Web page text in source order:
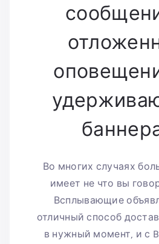
Во многих случаях
имеет не что вы
Всплывающие
отличный способ
в нужный момент, и с